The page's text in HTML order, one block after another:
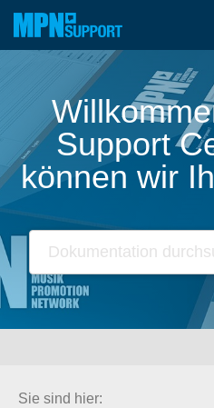
Zum
springen
Support
können wir
Sie sind hier: